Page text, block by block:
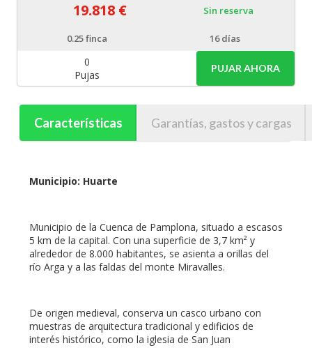
19.818 € Sin reserva
0.25finca 16 días
0
Pujas
PUJAR AHORA
Características Garantías, gastos y cargas
Municipio: Huarte
Municipio de la Cuenca de Pamplona, situado a escasos
5 km de la capital. Con una superficie de 3,7 km² y
alrededor de 8.000 habitantes, se asienta a orillas del
río Arga y a las faldas del monte Miravalles.
De origen medieval, conserva un casco urbano con
muestras de arquitectura tradicional y edificios de
interés histórico, como la iglesia de San Juan